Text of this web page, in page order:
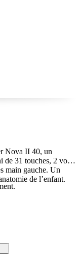
Nova II 40, un
de 31 touches, 2 voix,
main gauche. Un
de l’enfant.